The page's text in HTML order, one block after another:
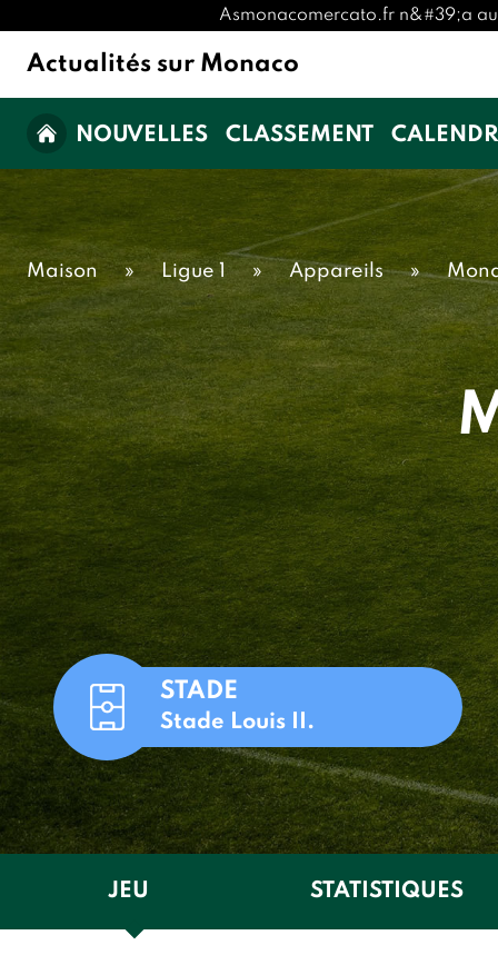
Asmonacomercato.fr n&#39;a
Actualités sur Monaco
NOUVELLES CLASSEMENT
Maison » Ligue 1 » Appareils »
STADE
Stade Louis II.
JEU STATISTIQUES